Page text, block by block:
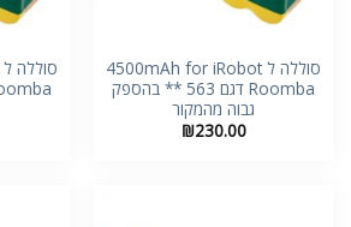
סוללה ל 4500mAh for iRobot
Roomba דגם 563 ** בהספק
גבוה מהמקור
₪230.00